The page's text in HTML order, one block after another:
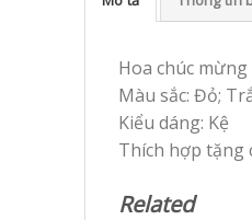
Hoa chúc mừng
Màu sắc: Đỏ;
Kiểu dáng: Kệ
Thích hợp tặng
Related